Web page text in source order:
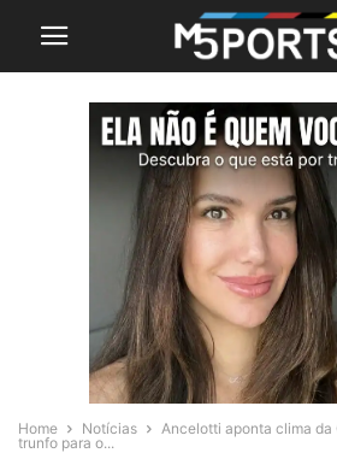
Home Notícias
Ancelotti aponta clima da
trunfo para o...